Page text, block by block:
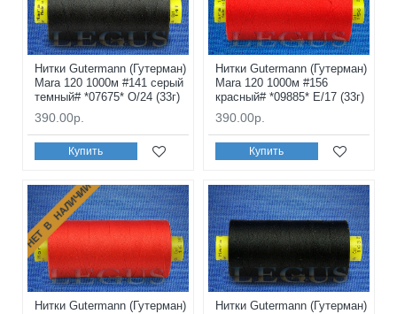
Нитки Gutermann (Гутерман)
Mara 120 1000м #141 серый
темный# *07675* O/24 (33г)
390.00р.
Купить
Нитки Gutermann (Гутерман)
Mara 120 1000м #156
красный# *09885* E/17 (33г)
390.00р.
Купить
НЕТ В НАЛИЧИИ
Нитки Gutermann (Гутерман)
Нитки Gutermann (Гутерман)